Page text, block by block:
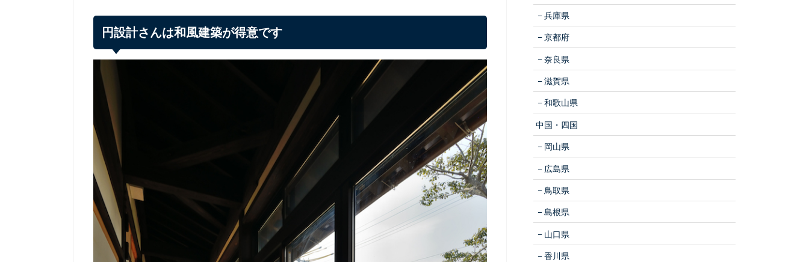
円設計さんは和風建築が得意です
兵庫県
京都府
奈良県
滋賀県
和歌山県
中国・四国
岡山県
広島県
鳥取県
島根県
山口県
香川県